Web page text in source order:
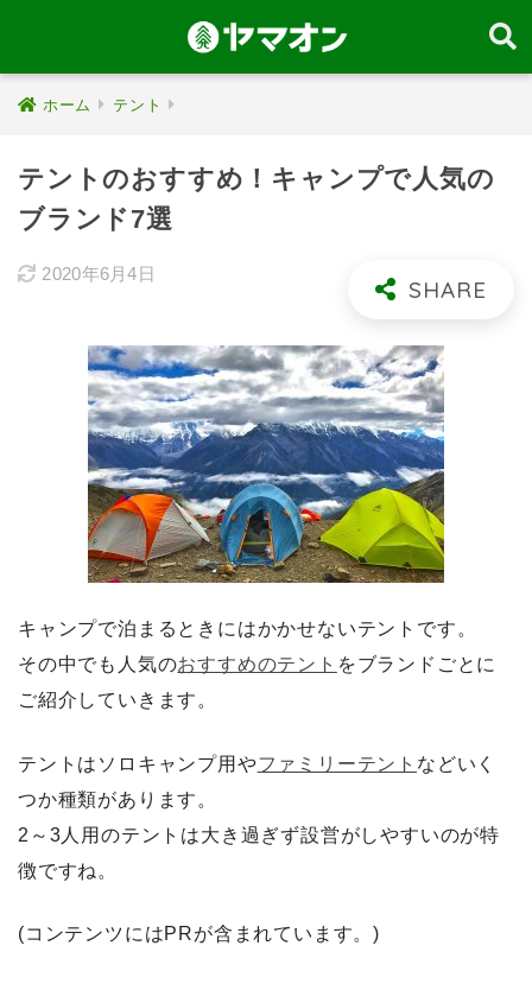
ホーム テント
テントのおすすめ！キャンプで人気の
ブランド7選
2020年6月4日
キャンプで泊まるときにはかかせないテントです。
その中でも人気のおすすめのテント をブランドごとに
ご紹介していきます。
テントはソロキャンプ用やファミリーテント などいく
つか種類があります。
2～3人用のテントは大き過ぎず設営がしやすいのが特
徴ですね。
(コンテンツにはPRが含まれています。)